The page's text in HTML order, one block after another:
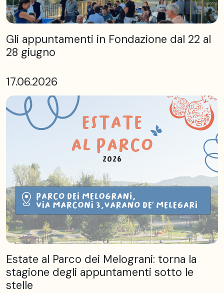
Gli appuntamenti in Fondazione dal 22 al
28 giugno
17.06.2026
Estate al Parco dei Melograni: torna la
stagione degli appuntamenti sotto le
stelle